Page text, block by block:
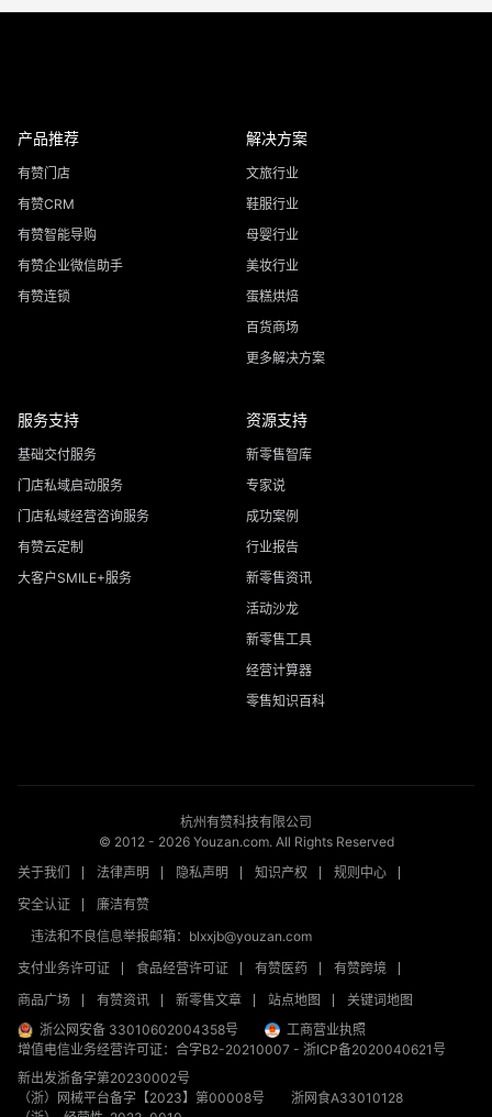
产品推荐
有赞门店
有赞CRM
有赞智能导购
有赞企业微信助手
有赞连锁
解决方案
文旅行业
鞋服行业
母婴行业
美妆行业
蛋糕烘焙
百货商场
更多解决方案
服务支持
基础交付服务
门店私域启动服务
门店私域经营咨询服务
有赞云定制
大客户SMILE+服务
资源支持
新零售智库
专家说
成功案例
行业报告
新零售资讯
活动沙龙
新零售工具
经营计算器
零售知识百科
杭州有赞科技有限公司
© 2012 - 2026Youzan.com. All Rights Reserved
关于我们
法律声明 隐私声明 知识产权
规则中心
安全认证
廉洁有赞
违法和不良信息举报邮箱：blxxjb@youzan.com
支付业务许可证
食品经营许可证 有赞医药
有赞跨境
商品广场
有赞资讯 新零售文章 站点地图
关键词地图
浙公网安备 33010602004358号
工商营业执照
增值电信业务经营许可证：合字B2-20210007 - 浙ICP备2020040621号
新出发浙备字第20230002号
（浙）网械平台备字【2023】第00008号
浙网食A33010128